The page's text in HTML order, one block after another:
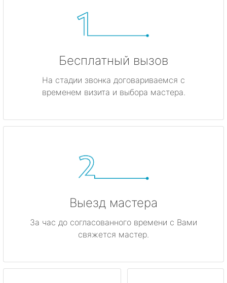
Бесплатный вызов
На стадии звонка договариваемся с
временем визита и выбора мастера.
Выезд мастера
За час до согласованного времени с Вами
свяжется мастер.